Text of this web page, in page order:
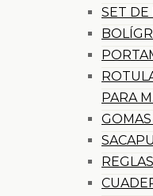
SET DE
PARA